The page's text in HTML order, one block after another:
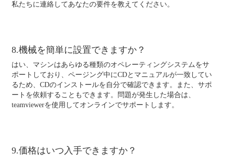
私たちに連絡してあなたの要件を教えてください。
8.機械を簡単に設置できますか？
はい、マシンはあらゆる種類のオペレーティングシステムをサ
ポートしており、ページング中にCDとマニュアルが一致してい
るため、CDのインストールを自分で確認できます。また、サポ
ートを依頼することもできます。問題が発生した場合は、
teamviewerを使用してオンラインでサポートします。
9.価格はいつ入手できますか？